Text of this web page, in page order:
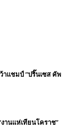
แชมป์ “ปริ๊นเซส คัพ
านแห่เทียนโคราช”